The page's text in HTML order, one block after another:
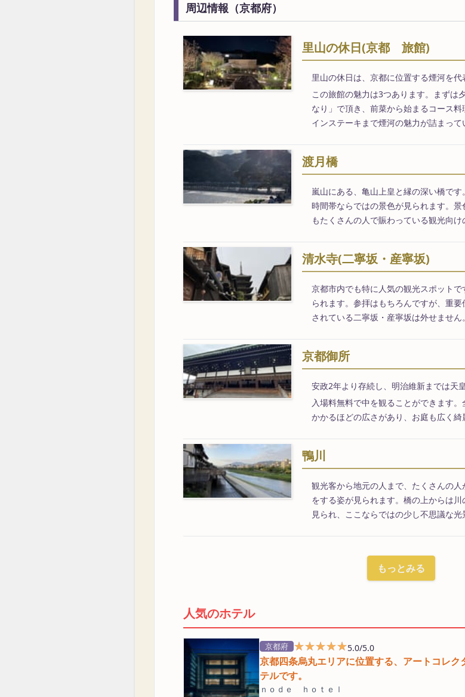
周辺情報（京都府）
里山の休日(京都 旅館)
里山の休日は、京都に位置する煙河を代
この旅館の魅力は3つあります。まずは
なり」で頂き、前菜から始まるコース
インステーキまで煙河の魅力が詰まって
渡月橋
嵐山にある、亀山上皇と縁の深い橋で
時間帯ならではの景色が見られます。
もたくさんの人で賑わっている観光向け
清水寺(二寧坂・産寧坂)
京都市内でも特に人気の観光スポット
られます。参拝はもちろんですが、重
されている二寧坂・産寧坂は外せません。
京都御所
安政2年より存続し、明治維新までは天
入場料無料で中を観ることができます
かかるほどの広さがあり、お庭も広く綺
鴨川
観光客から地元の人まで、たくさんの
をする姿が見られます。橋の上からは
見られ、ここならではの少し不思議な光
もっとみる
人気のホテル
京都府 ★★★★★
★★★★★5.0/5.0
京都四条烏丸エリアに位置する、アートコレ
テルです。
ｎｏｄｅ ｈｏｔｅｌ